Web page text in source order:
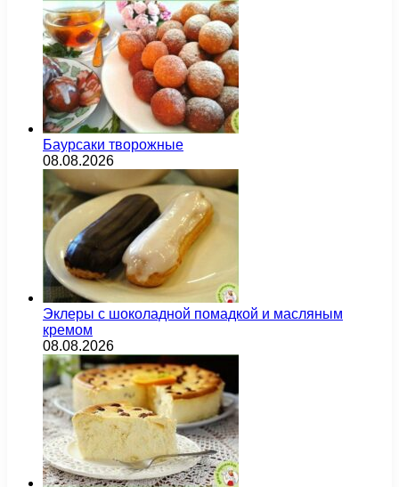
Баурсаки творожные
08.08.2026
Эклеры с шоколадной помадкой и масляным
кремом
08.08.2026